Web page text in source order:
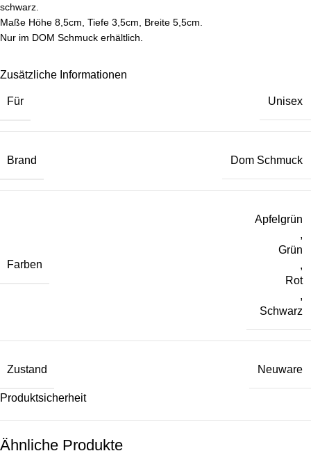
schwarz.
Maße Höhe 8,5cm, Tiefe 3,5cm, Breite 5,5cm.
Nur im DOM Schmuck erhältlich.
Zusätzliche Informationen
Für Unisex
Brand Dom Schmuck
Farben
Apfelgrün
,
Grün
,
Rot
,
Schwarz
Zustand Neuware
Produktsicherheit
Ähnliche Produkte